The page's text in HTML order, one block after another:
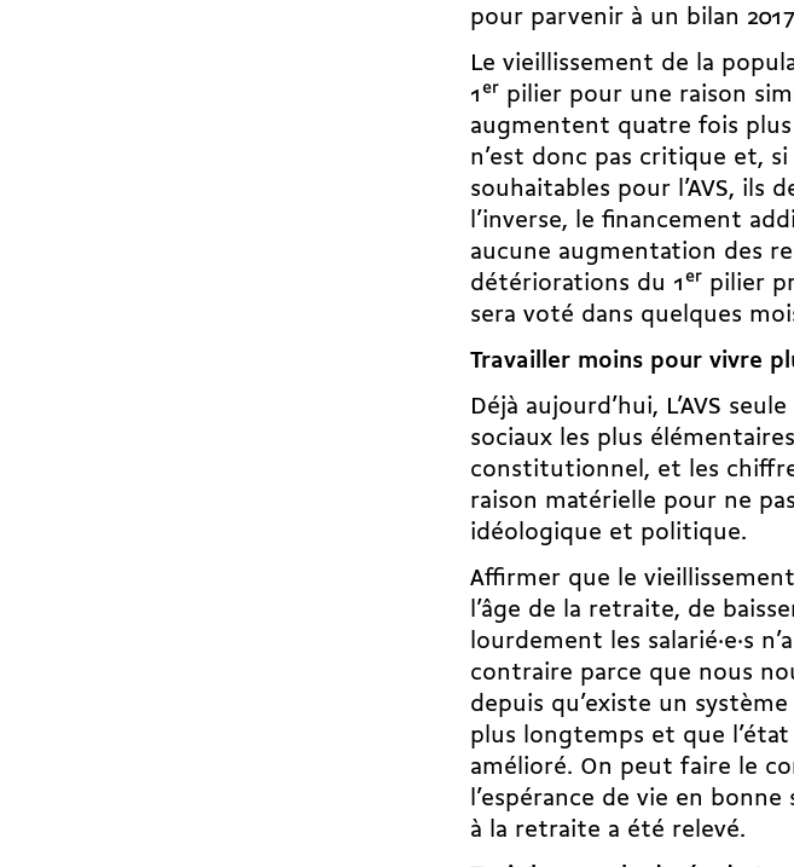
pour parvenir à un bilan
Le vieillissement de la
1er pilier pour une raison
augmentent quatre fois plus
n’est donc pas critique et,
souhaitables pour l’AVS, ils
l’inverse, le financement
aucune augmentation des
détériorations du 1er pilier
sera voté dans quelques
Travailler moins pour vivre
Déjà aujourd’hui, L’AVS
sociaux les plus
constitutionnel, et les
raison matérielle pour ne
idéologique et politique.
Affirmer que le
l’âge de la retraite, de
lourdement les salarié·e·s
contraire parce que nous
depuis qu’existe un
plus longtemps et que
amélioré. On peut faire le
l’espérance de vie en
à la retraite a été relevé.